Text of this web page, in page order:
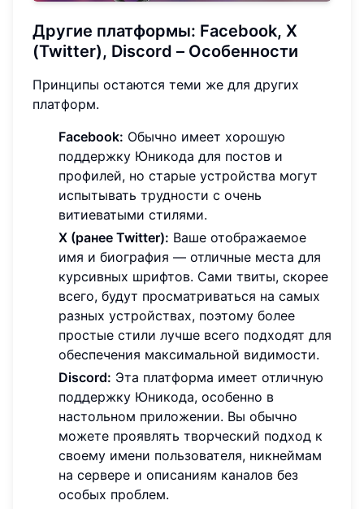
Другие платформы: Facebook, X
(Twitter), Discord – Особенности
Принципы остаются теми же для других
платформ.
Facebook: Обычно имеет хорошую
поддержку Юникода для постов и
профилей, но старые устройства могут
испытывать трудности с очень
витиеватыми стилями.
X (ранее Twitter): Ваше отображаемое
имя и биография — отличные места для
курсивных шрифтов. Сами твиты, скорее
всего, будут просматриваться на самых
разных устройствах, поэтому более
простые стили лучше всего подходят для
обеспечения максимальной видимости.
Discord: Эта платформа имеет отличную
поддержку Юникода, особенно в
настольном приложении. Вы обычно
можете проявлять творческий подход к
своему имени пользователя, никнеймам
на сервере и описаниям каналов без
особых проблем.